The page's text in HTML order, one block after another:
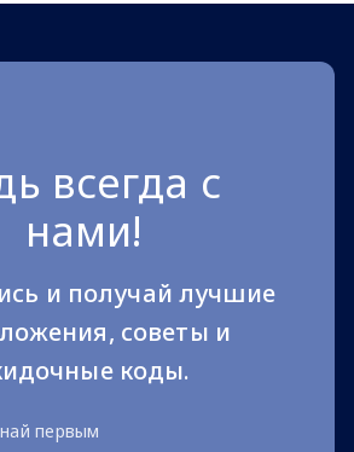
всегда с
нами!
и получай лучшие
советы и
коды.
первым